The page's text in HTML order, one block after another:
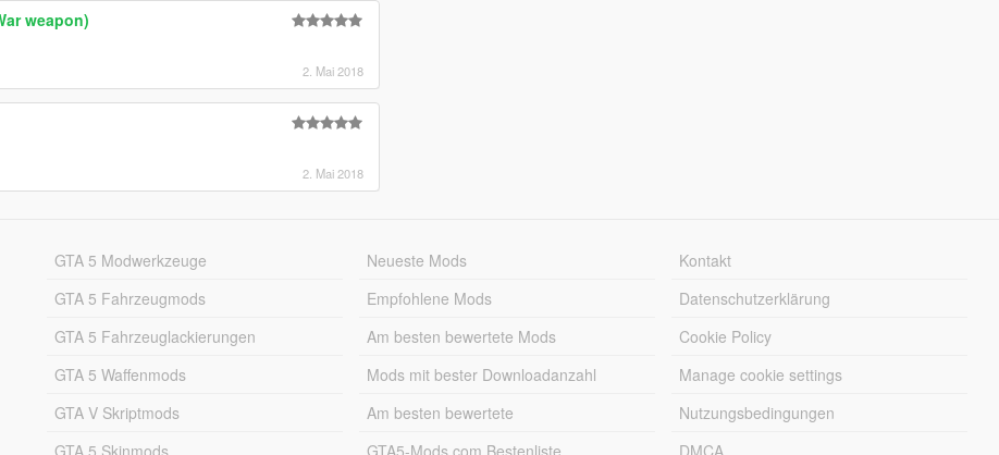
weapon)
2. Mai 2018
2. Mai 2018
GTA 5 Modwerkzeuge
GTA 5 Fahrzeugmods
GTA 5 Fahrzeuglackierungen
GTA 5 Waffenmods
GTA V Skriptmods
GTA 5 Skinmods
Neueste Mods
Empfohlene Mods
Am besten bewertete Mods
Mods mit bester Downloadanzahl
Am besten bewertete
GTA5-Mods.com Bestenliste
Kontakt
Datenschutzerklärung
Cookie Policy
Manage cookie settings
Nutzungsbedingungen
DMCA